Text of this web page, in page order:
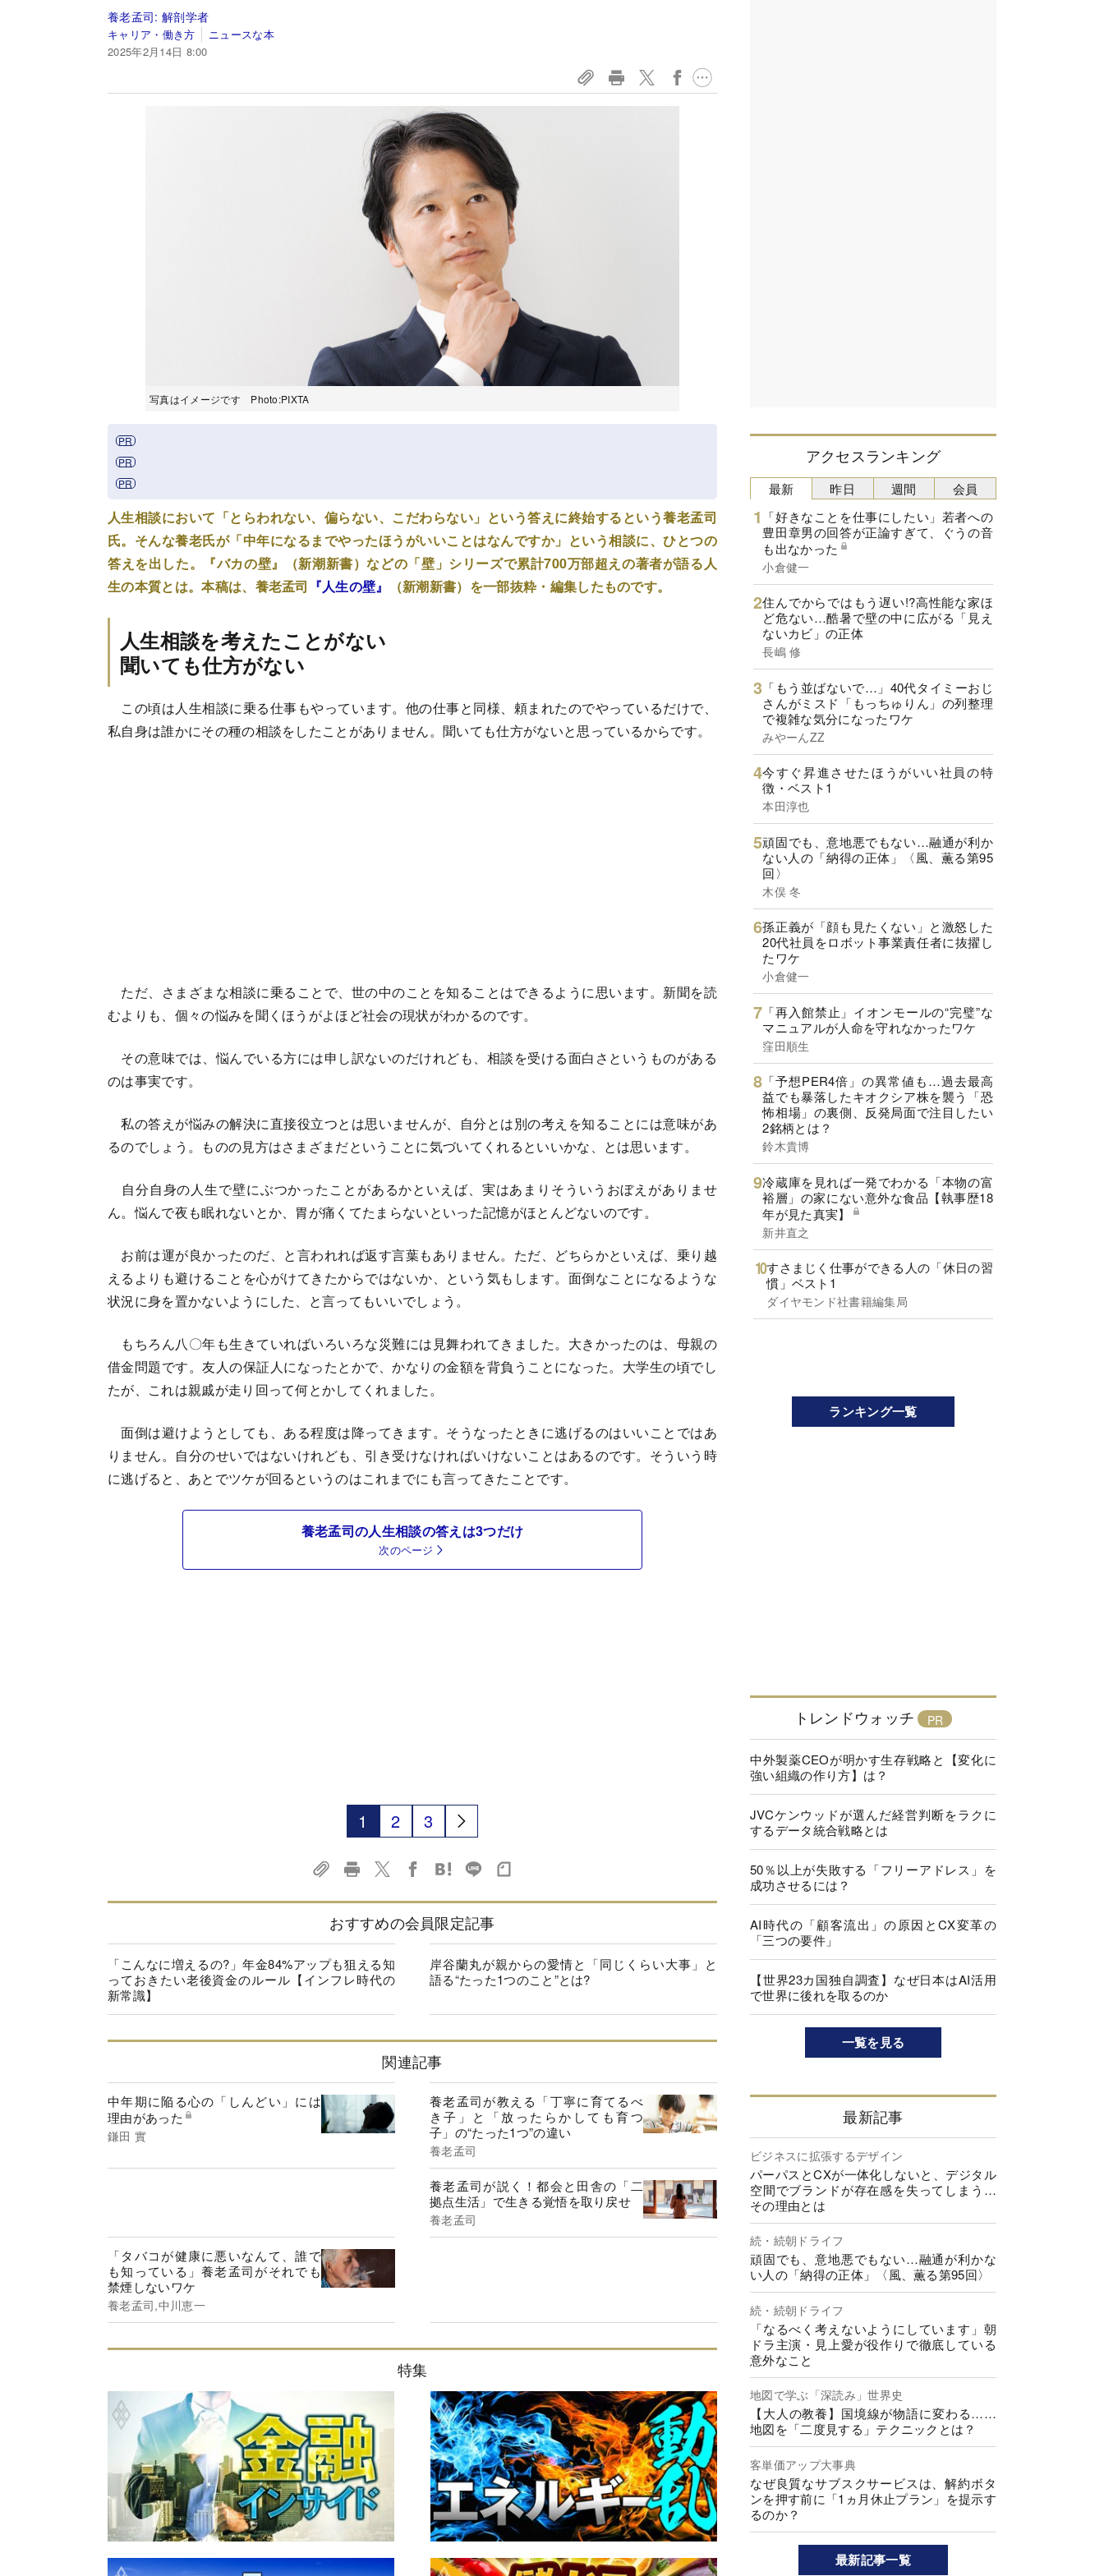
養老孟司: 解剖学者
キャリア・働き方
ニュースな本
2025年2月14日 8:00
写真はイメージです Photo:PIXTA
人生相談において「とらわれない、偏らない、こだわらない」という答えに終始するという養老孟司
氏。そんな養老氏が「中年になるまでやったほうがいいことはなんですか」という相談に、ひとつの
答えを出した。『バカの壁』（新潮新書）などの「壁」シリーズで累計700万部超えの著者が語る人
生の本質とは。本稿は、養老孟司 『人生の壁』 （新潮新書）を一部抜粋・編集したものです。
人生相談を考えたことがない
聞いても仕方がない
この頃は人生相談に乗る仕事もやっています。他の仕事と同様、頼まれたのでやっているだけで、
私自身は誰かにその種の相談をしたことがありません。聞いても仕方がないと思っているからです。
ただ、さまざまな相談に乗ることで、世の中のことを知ることはできるように思います。新聞を読
むよりも、個々の悩みを聞くほうがよほど社会の現状がわかるのです。
その意味では、悩んでいる方には申し訳ないのだけれども、相談を受ける面白さというものがある
のは事実です。
私の答えが悩みの解決に直接役立つとは思いませんが、自分とは別の考えを知ることには意味があ
るのでしょう。ものの見方はさまざまだということに気づいてくれるといいかな、とは思います。
自分自身の人生で壁にぶつかったことがあるかといえば、実はあまりそういうおぼえがありませ
ん。悩んで夜も眠れないとか、胃が痛くてたまらないといった記憶がほとんどないのです。
お前は運が良かったのだ、と言われれば返す言葉もありません。ただ、どちらかといえば、乗り越
えるよりも避けることを心がけてきたからではないか、という気もします。面倒なことになるような
状況に身を置かないようにした、と言ってもいいでしょう。
もちろん八〇年も生きていればいろいろな災難には見舞われてきました。大きかったのは、母親の
借金問題です。友人の保証人になったとかで、かなりの金額を背負うことになった。大学生の頃でし
たが、これは親戚が走り回って何とかしてくれました。
面倒は避けようとしても、ある程度は降ってきます。そうなったときに逃げるのはいいことではあ
りません。自分のせいではないけれども、引き受けなければいけないことはあるのです。そういう時
に逃げると、あとでツケが回るというのはこれまでにも言ってきたことです。
養老孟司の人生相談の答えは3つだけ
次のページ
1 2 3
おすすめの会員限定記事
「こんなに増えるの?」年金84%アップも狙える知
っておきたい老後資金のルール【インフレ時代の
新常識】
岸谷蘭丸が親からの愛情と「同じくらい大事」と
語る“たった1つのこと”とは?
関連記事
中年期に陥る心の「しんどい」には
理由があった
鎌田 實
養老孟司が教える「丁寧に育てるべ
き子」と「放ったらかしても育つ
子」の“たった1つ”の違い
養老孟司
養老孟司が説く！都会と田舎の「二
拠点生活」で生きる覚悟を取り戻せ
養老孟司
「タバコが健康に悪いなんて、誰で
も知っている」養老孟司がそれでも
禁煙しないワケ
養老孟司,中川恵一
特集
アクセスランキング
最新
「好きなことを仕事にしたい」若者への
豊田章男の回答が正論すぎて、ぐうの音
も出なかった
小倉健一
住んでからではもう遅い!?高性能な家ほ
ど危ない…酷暑で壁の中に広がる「見え
ないカビ」の正体
長嶋 修
「もう並ばないで…」40代タイミーおじ
さんがミスド「もっちゅりん」の列整理
で複雑な気分になったワケ
みやーんZZ
今すぐ昇進させたほうがいい社員の特
徴・ベスト1
本田淳也
頑固でも、意地悪でもない…融通が利か
ない人の「納得の正体」〈風、薫る第95
回〉
木俣 冬
孫正義が「顔も見たくない」と激怒した
20代社員をロボット事業責任者に抜擢し
たワケ
小倉健一
「再入館禁止」イオンモールの“完璧”な
マニュアルが人命を守れなかったワケ
窪田順生
「予想PER4倍」の異常値も…過去最高
益でも暴落したキオクシア株を襲う「恐
怖相場」の裏側、反発局面で注目したい
2銘柄とは？
鈴木貴博
冷蔵庫を見れば一発でわかる「本物の富
裕層」の家にない意外な食品【執事歴18
年が見た真実】
新井直之
すさまじく仕事ができる人の「休日の習
慣」ベスト1
ダイヤモンド社書籍編集局
昨日 週間 会員
ランキング一覧
トレンドウォッチ
中外製薬CEOが明かす生存戦略と【変化に
強い組織の作り方】は？
JVCケンウッドが選んだ経営判断をラクに
するデータ統合戦略とは
50％以上が失敗する「フリーアドレス」を
成功させるには？
AI時代の「顧客流出」の原因とCX変革の
「三つの要件」
【世界23カ国独自調査】なぜ日本はAI活用
で世界に後れを取るのか
一覧を見る
最新記事
ビジネスに拡張するデザイン
パーパスとCXが一体化しないと、デジタル
空間でブランドが存在感を失ってしまう…
その理由とは
続・続朝ドライフ
頑固でも、意地悪でもない…融通が利かな
い人の「納得の正体」〈風、薫る第95回〉
続・続朝ドライフ
「なるべく考えないようにしています」朝
ドラ主演・見上愛が役作りで徹底している
意外なこと
地図で学ぶ「深読み」世界史
【大人の教養】国境線が物語に変わる……
地図を「二度見する」テクニックとは？
客単価アップ大事典
なぜ良質なサブスクサービスは、解約ボタ
ンを押す前に「1ヵ月休止プラン」を提示す
るのか？
最新記事一覧